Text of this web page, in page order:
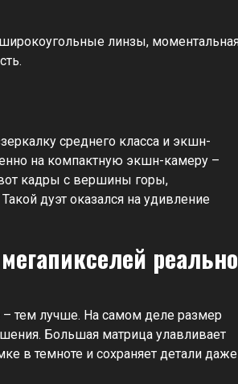
линзы,
среднего класса и экшн-
на компактную экшн-камеру –
кадры с вершины горы,
дуэт оказался на удивление
реально
– тем лучше. На самом деле размер
Большая матрица улавливает
в темноте и сохраняет детали даже